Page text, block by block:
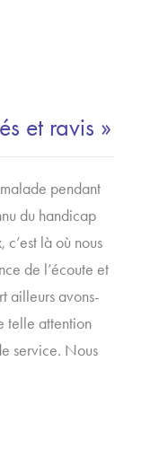
et ravis »
pendant
du handicap
là où nous
de l’écoute et
ailleurs avons-
telle attention
service. Nous